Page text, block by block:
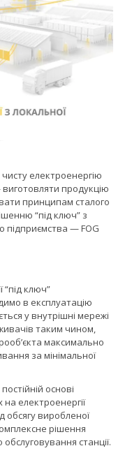
електроенергію
продукцію
принципам сталого
“під ключ” з
підприємства — FOG
“під ключ”
в експлуатацію
у внутрішні мережі
таким чином,
максимально
за мінімальної
основі
електроенергії
обсягу виробленої
рішення
станції.